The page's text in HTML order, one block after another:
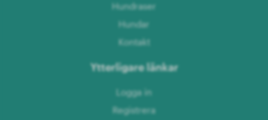
Hundraser
Hundar
Kontakt
Ytterligare länkar
Logga in
Registrera